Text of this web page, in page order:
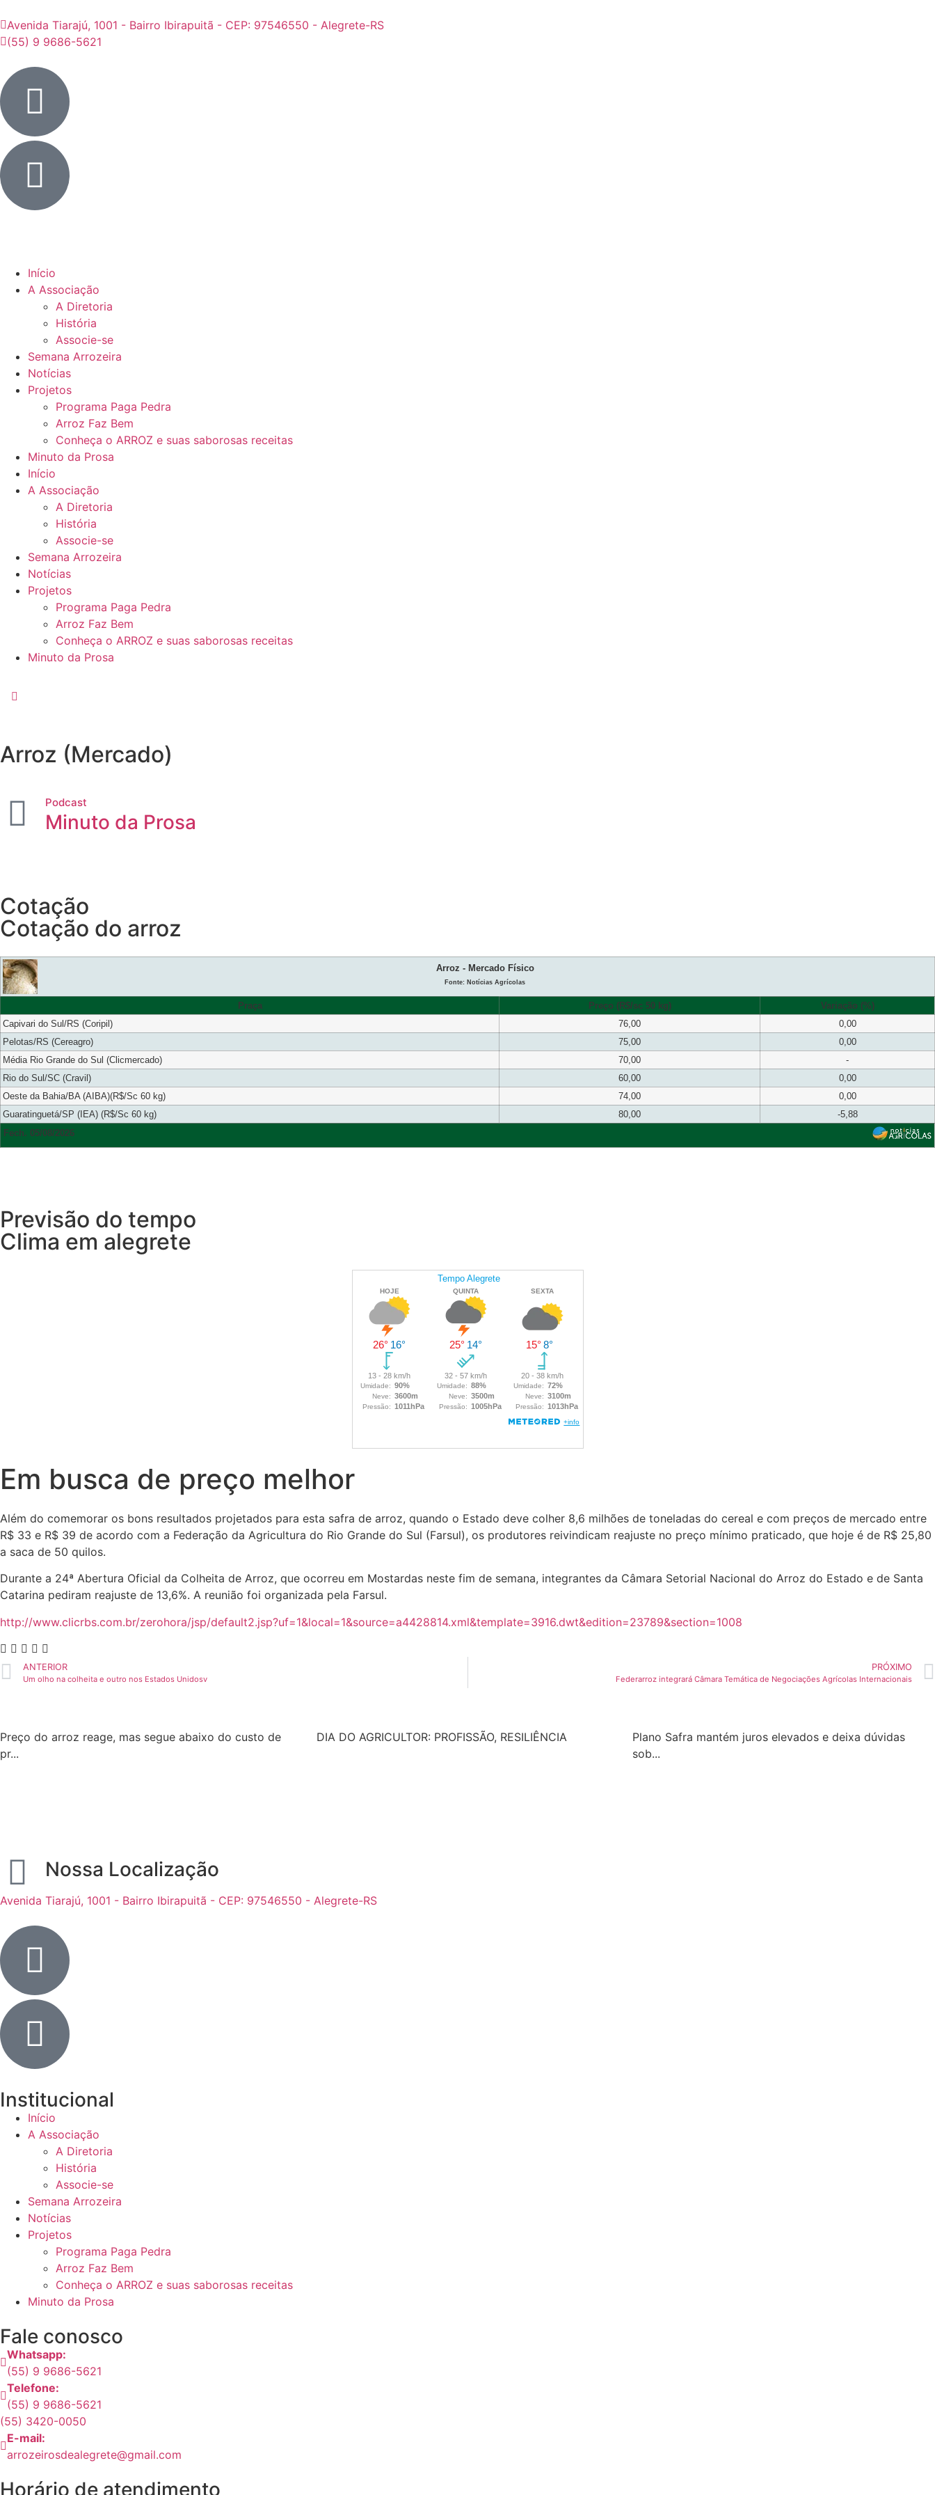
Avenida Tiarajú, 1001 - Bairro Ibirapuitã - CEP: 97546550 - Alegrete-RS
(55) 9 9686-5621
Início
A Associação
A Diretoria
História
Associe-se
Semana Arrozeira
Notícias
Projetos
Programa Paga Pedra
Arroz Faz Bem
Conheça o ARROZ e suas saborosas receitas
Minuto da Prosa
Início
A Associação
A Diretoria
História
Associe-se
Semana Arrozeira
Notícias
Projetos
Programa Paga Pedra
Arroz Faz Bem
Conheça o ARROZ e suas saborosas receitas
Minuto da Prosa
Arroz (Mercado)
Podcast
Minuto da Prosa
Cotação
Cotação do arroz
Arroz - Mercado Físico
Fonte: Notícias Agrícolas
Praça Preço (R$/sc 50 kg)
Variação (%)
Capivari do Sul/RS (Coripil)
76,00
0,00
Pelotas/RS (Cereagro)
75,00
0,00
Média Rio Grande do Sul (Clicmercado)
70,00
-
Rio do Sul/SC (Cravil)
60,00
0,00
Oeste da Bahia/BA (AIBA)(R$/Sc 60 kg)
74,00
0,00
Guaratinguetá/SP (IEA) (R$/Sc 60 kg)
80,00
-5,88
Fech. 05/08/2026
Previsão do tempo
Clima em alegrete
Em busca de preço melhor
Além do comemorar os bons resultados projetados para esta safra de arroz, quando o Estado deve colher 8,6 milhões de toneladas do cereal e com preços de mercado entre
R$ 33 e R$ 39 de acordo com a Federação da Agricultura do Rio Grande do Sul (Farsul), os produtores reivindicam reajuste no preço mínimo praticado, que hoje é de R$ 25,80
a saca de 50 quilos.
Durante a 24ª Abertura Oficial da Colheita de Arroz, que ocorreu em Mostardas neste fim de semana, integrantes da Câmara Setorial Nacional do Arroz do Estado e de Santa
Catarina pediram reajuste de 13,6%. A reunião foi organizada pela Farsul.
http://www.clicrbs.com.br/zerohora/jsp/default2.jsp?uf=1&local=1&source=a4428814.xml&template=3916.dwt&edition=23789&section=1008
ANTERIOR
Um olho na colheita e outro nos Estados Unidosv
PRÓXIMO
Federarroz integrará Câmara Temática de Negociações Agrícolas Internacionais
Preço do arroz reage, mas segue abaixo do custo de
pr...
DIA DO AGRICULTOR: PROFISSÃO, RESILIÊNCIA
Plano Safra mantém juros elevados e deixa dúvidas
sob...
Nossa Localização
Avenida Tiarajú, 1001 - Bairro Ibirapuitã - CEP: 97546550 - Alegrete-RS
Institucional
Início
A Associação
A Diretoria
História
Associe-se
Semana Arrozeira
Notícias
Projetos
Programa Paga Pedra
Arroz Faz Bem
Conheça o ARROZ e suas saborosas receitas
Minuto da Prosa
Fale conosco
Whatsapp:
(55) 9 9686-5621
Telefone:
(55) 9 9686-5621
(55) 3420-0050
E-mail:
arrozeirosdealegrete@gmail.com
Horário de atendimento